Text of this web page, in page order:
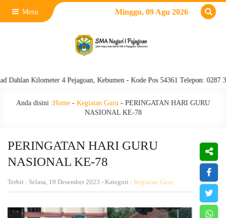
Menu Minggu, 09 Agu 2026
Kilometer 4 Pejagoan, Kebumen - Kode Pos 54361 Telepon: 0287
Anda disini :Home - Kegiatan Guru - PERINGATAN HARI GURU
NASIONAL KE-78
PERINGATAN HARI GURU
NASIONAL KE-78
Terbit : Selasa, 19 Desember 2023 - Kategori : Kegiatan Guru